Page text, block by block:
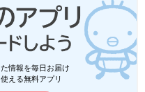
情報を毎日お届け
える無料アプリ